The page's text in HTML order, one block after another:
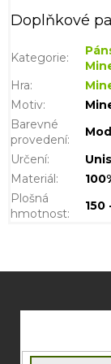
Doplňkové
Kategorie:
Hra:
Motiv:
Barevné
provedení:
Určení:
Materiál :
Plošná
hmotnost:
150